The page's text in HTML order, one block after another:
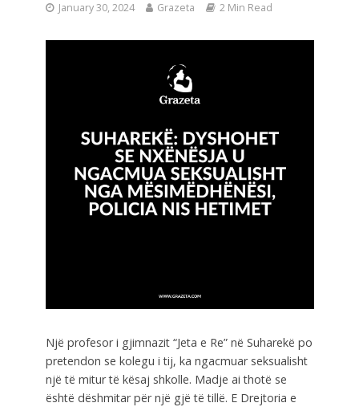
January 30, 2024 Grazeta 2 Min Read
Një profesor i gjimnazit “Jeta e Re” në Suharekë po
pretendon se kolegu i tij, ka ngacmuar seksualisht
një të mitur të kësaj shkolle. Madje ai thotë se
është dëshmitar për një gjë të tillë. E Drejtoria e